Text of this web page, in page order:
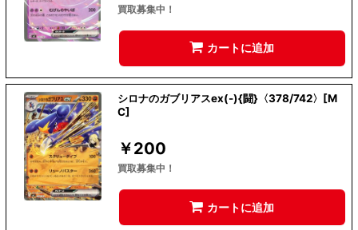
買取募集中！
カートに追加
シロナのガブリアスex(-){闘}〈378/742〉[M
C]
￥200
買取募集中！
カートに追加